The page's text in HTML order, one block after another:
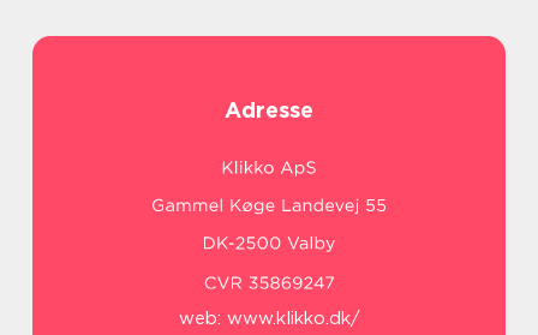
Adresse
web: www.klikko.dk/